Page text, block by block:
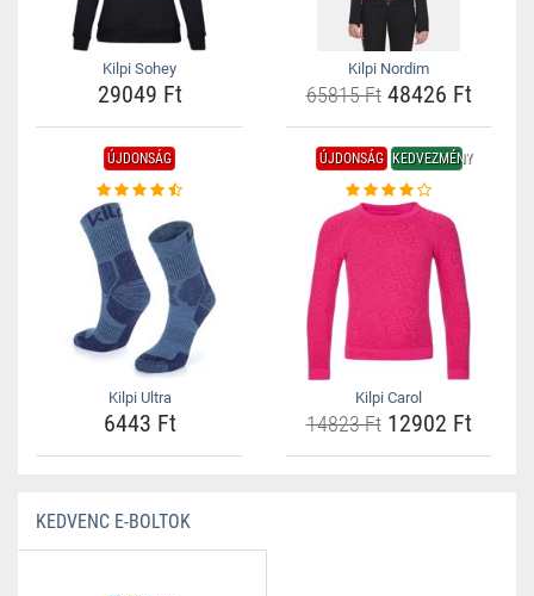
Kilpi Sohey
29049 Ft
Kilpi Nordim
65815 Ft48426 Ft
ÚJDONSÁG
Kilpi Ultra
6443 Ft
ÚJDONSÁG KEDVEZMÉNY
Kilpi Carol
14823 Ft12902 Ft
KEDVENC E-BOLTOK